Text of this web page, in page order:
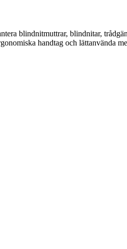
blindnitmuttrar, blindnitar,
handtag och lättanvända